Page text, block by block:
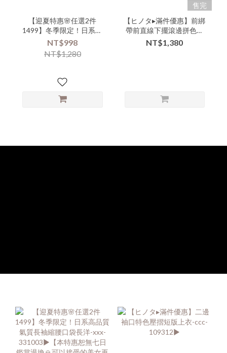
【迎夏特惠🌸任選2件
1499】冬季限定！日系高
品質氣質長袖縮腰口袋長
洋-xxx-331003▶【本特惠
恕無七日鑑賞退換🙏可以
NT$998
NT$1,280
售完
【ヒノタ▸滿件優惠】前綁
帶前直線下擺滾邊拼色鬆
緊褲頭牛仔寬褲裙-xxx-
310314▶
NT$1,380